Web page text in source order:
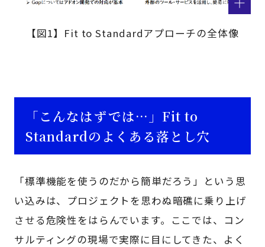
【図1】Fit to Standardアプローチの全体像
「こんなはずでは…」Fit to
Standardのよくある落とし穴
「標準機能を使うのだから簡単だろう」という思
い込みは、プロジェクトを思わぬ暗礁に乗り上げ
させる危険性をはらんでいます。ここでは、コン
サルティングの現場で実際に目にしてきた、よく